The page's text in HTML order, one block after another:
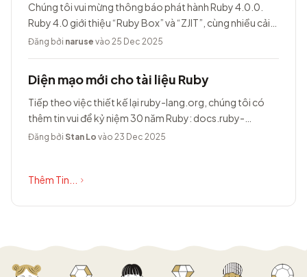
Chúng tôi vui mừng thông báo phát hành Ruby 4.0.0.
Ruby 4.0 giới thiệu “Ruby Box” và “ZJIT”, cùng nhiều cải
tiến khác.
Đăng bởi naruse vào 25 Dec 2025
Diện mạo mới cho tài liệu Ruby
Tiếp theo việc thiết kế lại ruby-lang.org, chúng tôi có
thêm tin vui để kỷ niệm 30 năm Ruby: docs.ruby-
lang.org có diện mạo hoàn toàn...
Đăng bởi Stan Lo vào 23 Dec 2025
Thêm Tin...